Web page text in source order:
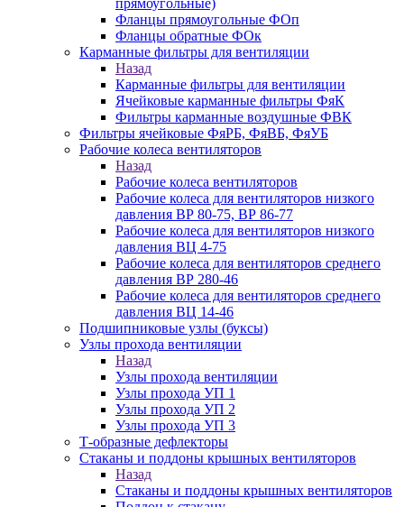
прямоугольные)
Фланцы прямоугольные ФОп
Фланцы обратные ФОк
Карманные фильтры для вентиляции
Назад
Карманные фильтры для вентиляции
Ячейковые карманные фильтры ФяК
Фильтры карманные воздушные ФВК
Фильтры ячейковые ФяРБ, ФяВБ, ФяУБ
Рабочие колеса вентиляторов
Назад
Рабочие колеса вентиляторов
Рабочие колеса для вентиляторов низкого
давления ВР 80-75, ВР 86-77
Рабочие колеса для вентиляторов низкого
давления ВЦ 4-75
Рабочие колеса для вентиляторов среднего
давления ВР 280-46
Рабочие колеса для вентиляторов среднего
давления ВЦ 14-46
Подшипниковые узлы (буксы)
Узлы прохода вентиляции
Назад
Узлы прохода вентиляции
Узлы прохода УП 1
Узлы прохода УП 2
Узлы прохода УП 3
Т-образные дефлекторы
Стаканы и поддоны крышных вентиляторов
Назад
Стаканы и поддоны крышных вентиляторов